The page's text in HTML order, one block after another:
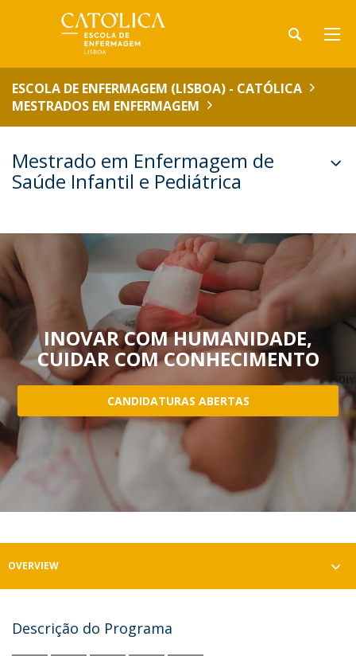
ESCOLA DE ENFERMAGEM (LISBOA) - CATÓLICA
MESTRADOS EM ENFERMAGEM
Mestrado em Enfermagem de
Saúde Infantil e Pediátrica
INOVAR COM HUMANIDADE,
CUIDAR COM CONHECIMENTO
CANDIDATURAS ABERTAS
OVERVIEW
Descrição do Programa